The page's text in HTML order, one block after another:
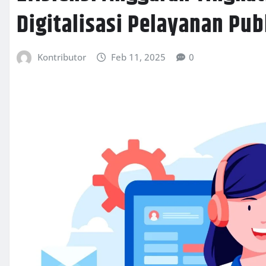
Digitalisasi Pelayanan
Kontributor Feb 11, 2025 0